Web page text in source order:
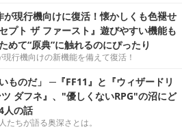
が現行機向けに復活！懐かしくも色褪せ
プト ザ ファースト』遊びやすい機能も
めて“原典”に触れるのにぴったり
行機向けの新機能を備えて復活！
ものだ」 ─『FF11』と『ウィザードリ
ダフネ』、"優しくないRPG"の沼にど
人の話
たちが語る奥深さとは。